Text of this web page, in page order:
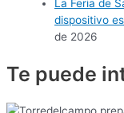
La Feria de
dispositivo
de 2026
Te puede